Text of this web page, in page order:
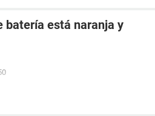
batería está naranja y